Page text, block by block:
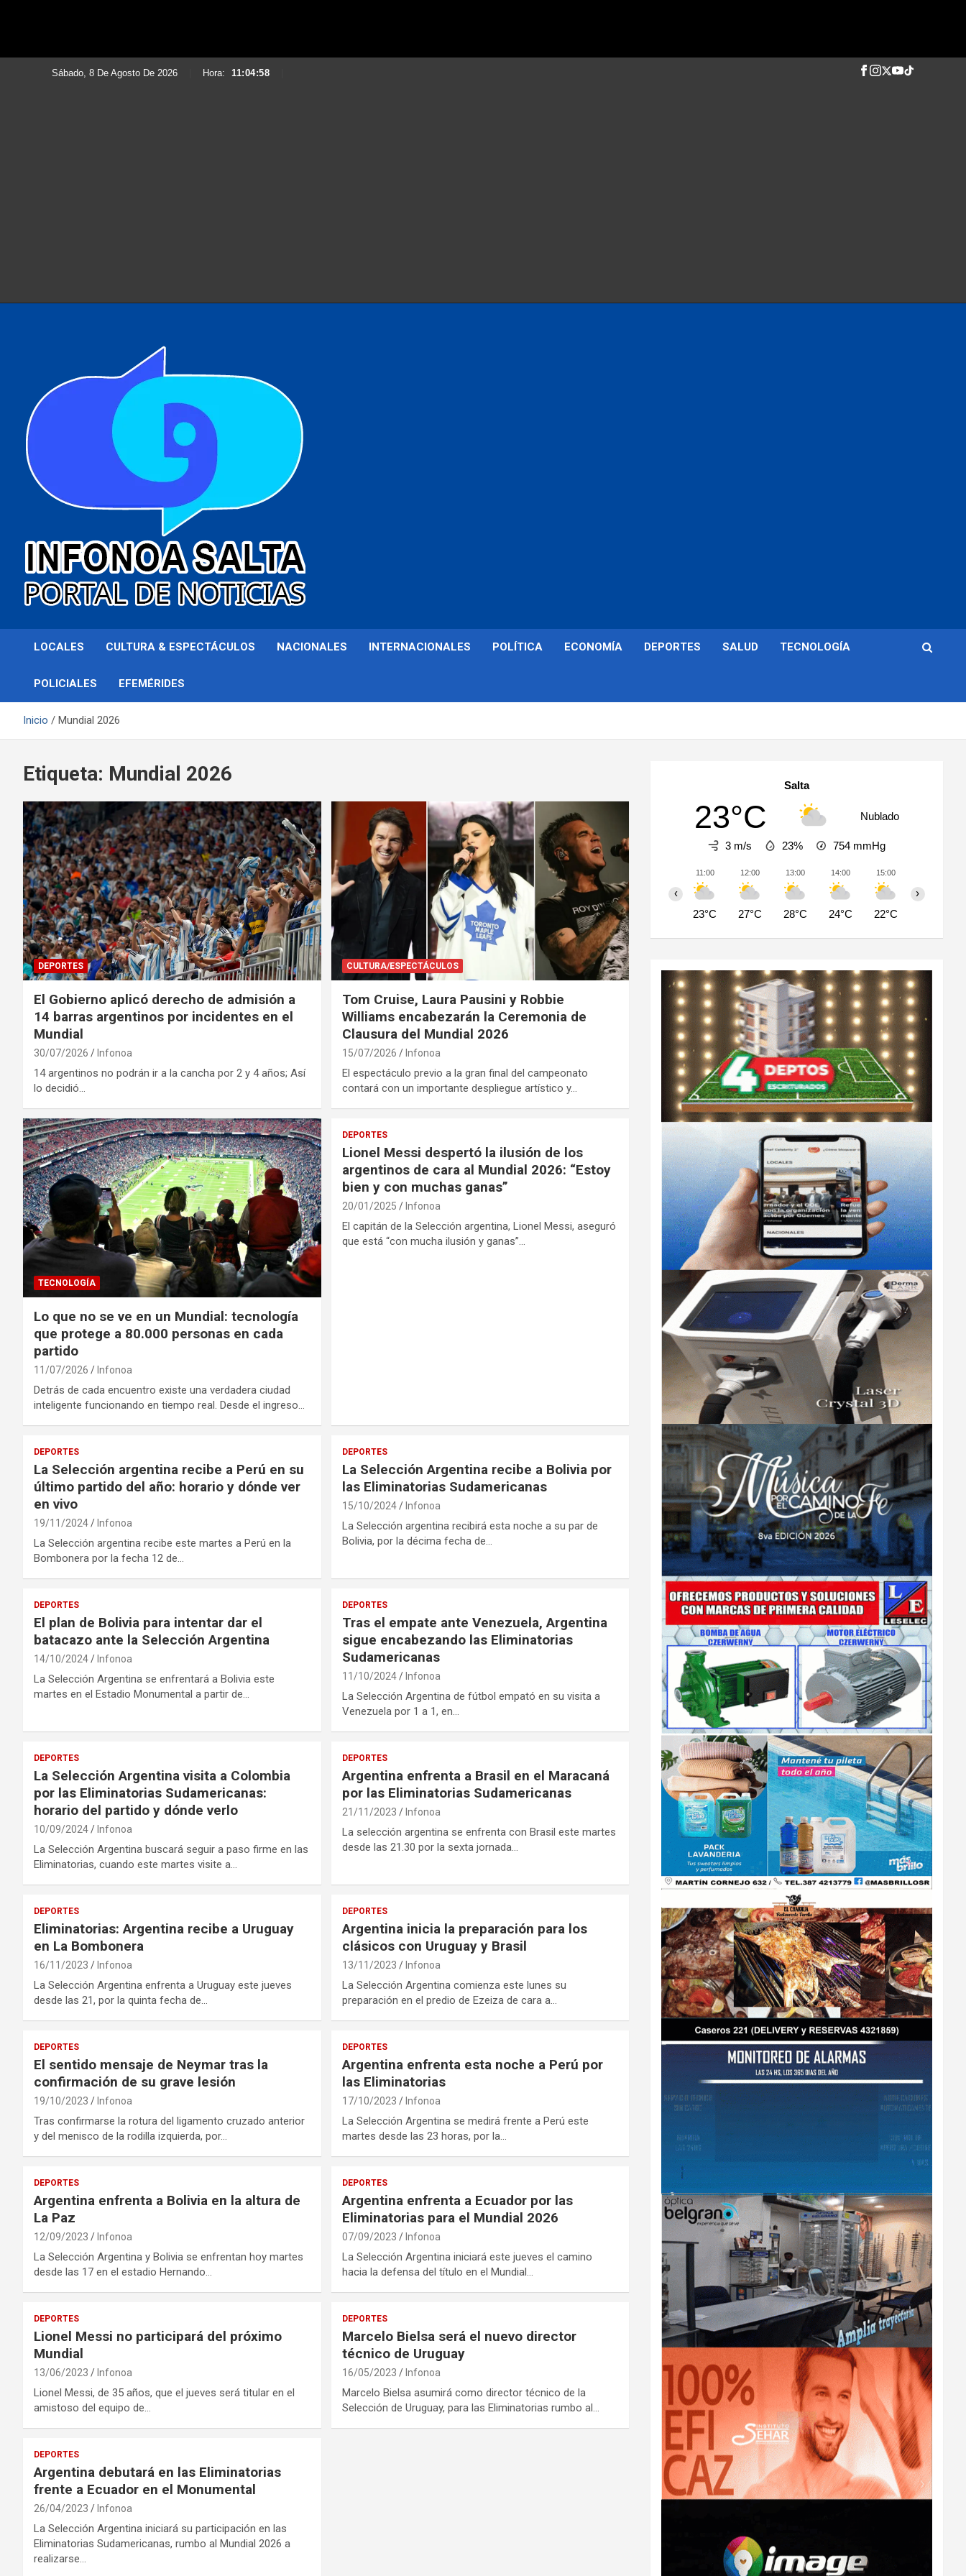
Sábado, 8 De Agosto De 2026 Hora: 11:05:00
Infonoa Salta
LOCALES CULTURA & ESPECTÁCULOS NACIONALES INTERNACIONALES POLÍTICA ECONOMÍA DEPORTES SALUD TECNOLOGÍA
POLICIALES EFEMÉRIDES
Inicio Mundial 2026
Etiqueta: Mundial 2026
DEPORTES
El Gobierno aplicó derecho de admisión a
14 barras argentinos por incidentes en el
Mundial
30/07/2026 Infonoa
14 argentinos no podrán ir a la cancha por 2 y 4 años; Así
lo decidió…
CULTURA/ESPECTÁCULOS
Tom Cruise, Laura Pausini y Robbie
Williams encabezarán la Ceremonia de
Clausura del Mundial 2026
15/07/2026 Infonoa
El espectáculo previo a la gran final del campeonato
contará con un importante despliegue artístico y…
TECNOLOGÍA
Lo que no se ve en un Mundial: tecnología
que protege a 80.000 personas en cada
partido
11/07/2026 Infonoa
Detrás de cada encuentro existe una verdadera ciudad
inteligente funcionando en tiempo real. Desde el ingreso…
DEPORTES
Lionel Messi despertó la ilusión de los
argentinos de cara al Mundial 2026: “Estoy
bien y con muchas ganas”
20/01/2025 Infonoa
El capitán de la Selección argentina, Lionel Messi, aseguró
que está “con mucha ilusión y ganas”…
DEPORTES
La Selección argentina recibe a Perú en su
último partido del año: horario y dónde ver
en vivo
19/11/2024 Infonoa
La Selección argentina recibe este martes a Perú en la
Bombonera por la fecha 12 de…
DEPORTES
La Selección Argentina recibe a Bolivia por
las Eliminatorias Sudamericanas
15/10/2024 Infonoa
La Selección argentina recibirá esta noche a su par de
Bolivia, por la décima fecha de…
DEPORTES
El plan de Bolivia para intentar dar el
batacazo ante la Selección Argentina
14/10/2024 Infonoa
La Selección Argentina se enfrentará a Bolivia este
martes en el Estadio Monumental a partir de…
DEPORTES
Tras el empate ante Venezuela, Argentina
sigue encabezando las Eliminatorias
Sudamericanas
11/10/2024 Infonoa
La Selección Argentina de fútbol empató en su visita a
Venezuela por 1 a 1, en…
DEPORTES
La Selección Argentina visita a Colombia
por las Eliminatorias Sudamericanas:
horario del partido y dónde verlo
10/09/2024 Infonoa
La Selección Argentina buscará seguir a paso firme en las
Eliminatorias, cuando este martes visite a…
DEPORTES
Argentina enfrenta a Brasil en el Maracaná
por las Eliminatorias Sudamericanas
21/11/2023 Infonoa
La selección argentina se enfrenta con Brasil este martes
desde las 21.30 por la sexta jornada…
DEPORTES
Eliminatorias: Argentina recibe a Uruguay
en La Bombonera
16/11/2023 Infonoa
La Selección Argentina enfrenta a Uruguay este jueves
desde las 21, por la quinta fecha de…
DEPORTES
Argentina inicia la preparación para los
clásicos con Uruguay y Brasil
13/11/2023 Infonoa
La Selección Argentina comienza este lunes su
preparación en el predio de Ezeiza de cara a…
DEPORTES
El sentido mensaje de Neymar tras la
confirmación de su grave lesión
19/10/2023 Infonoa
Tras confirmarse la rotura del ligamento cruzado anterior
y del menisco de la rodilla izquierda, por…
DEPORTES
Argentina enfrenta esta noche a Perú por
las Eliminatorias
17/10/2023 Infonoa
La Selección Argentina se medirá frente a Perú este
martes desde las 23 horas, por la…
DEPORTES
Argentina enfrenta a Bolivia en la altura de
La Paz
12/09/2023 Infonoa
La Selección Argentina y Bolivia se enfrentan hoy martes
desde las 17 en el estadio Hernando…
DEPORTES
Argentina enfrenta a Ecuador por las
Eliminatorias para el Mundial 2026
07/09/2023 Infonoa
La Selección Argentina iniciará este jueves el camino
hacia la defensa del título en el Mundial…
DEPORTES
Lionel Messi no participará del próximo
Mundial
13/06/2023 Infonoa
Lionel Messi, de 35 años, que el jueves será titular en el
amistoso del equipo de…
DEPORTES
Marcelo Bielsa será el nuevo director
técnico de Uruguay
16/05/2023 Infonoa
Marcelo Bielsa asumirá como director técnico de la
Selección de Uruguay, para las Eliminatorias rumbo al…
DEPORTES
Argentina debutará en las Eliminatorias
frente a Ecuador en el Monumental
26/04/2023 Infonoa
La Selección Argentina iniciará su participación en las
Eliminatorias Sudamericanas, rumbo al Mundial 2026 a
realizarse…
Salta
23°C Nublado
3 m/s 23% 754 mmHg
11:00
23°C
12:00
27°C
13:00
28°C
14:00
24°C
15:00
22°C
‹ ›